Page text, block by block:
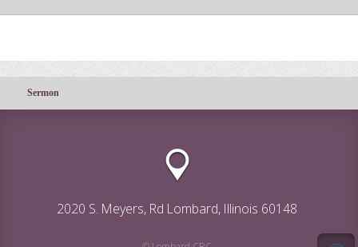
Sermon
2020 S. Meyers, Rd Lombard, Illinois 60148